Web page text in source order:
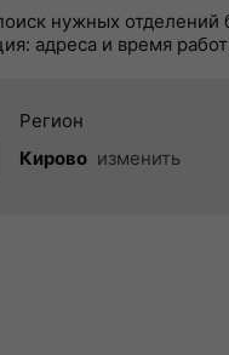
нужных отделений
адреса и время
Регион
Кирово изменить